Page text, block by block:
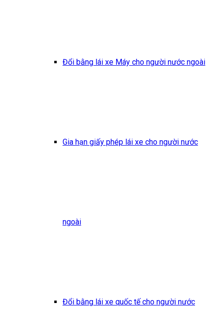
Đổi bằng lái xe Máy cho người nước ngoài
Gia hạn giấy phép lái xe cho người nước
ngoài
Đổi bằng lái xe quốc tế cho người nước